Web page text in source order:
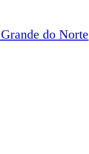
do Norte